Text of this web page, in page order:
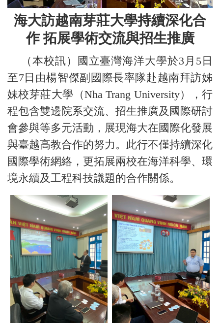
海大訪越南芽莊大學持續深化合
作 拓展學術交流與招生推廣
（本校訊）國立臺灣海洋大學於3月5日
至7日由楊智傑副國際長率隊赴越南拜訪姊
妹校芽莊大學（Nha Trang University），行
程包含雙邊院系交流、招生推廣及國際研討
會參與等多元活動，展現海大在國際化發展
與臺越高教合作的努力。此行不僅持續深化
國際學術網絡，更拓展兩校在海洋科學、環
境永續及工程科技議題的合作關係。